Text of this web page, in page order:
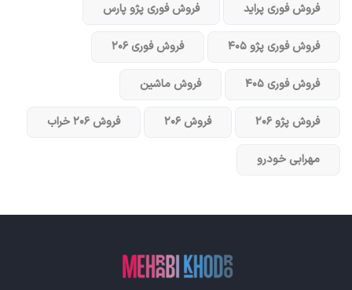
فروش فوری پراید فروش فوری پژو پارس
فروش فوری پژو ۴۰۵ فروش فوری ۲۰۶
فروش فوری ۴۰۵ فروش ماشین
فروش پژو ۲۰۶ فروش ۲۰۶ فروش ۲۰۶ خراب
مهرابی خودرو